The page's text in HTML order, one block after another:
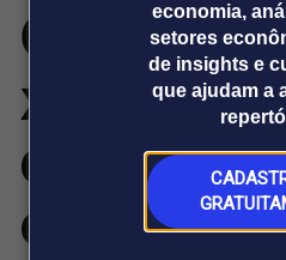
economia,
setores
de insights e
que ajudam a
Plataformas
Broadcast
Sobre nós
Prêmio Broadcast
Analistas
Agências de
comunicação
Green
xeque?
quem
está em